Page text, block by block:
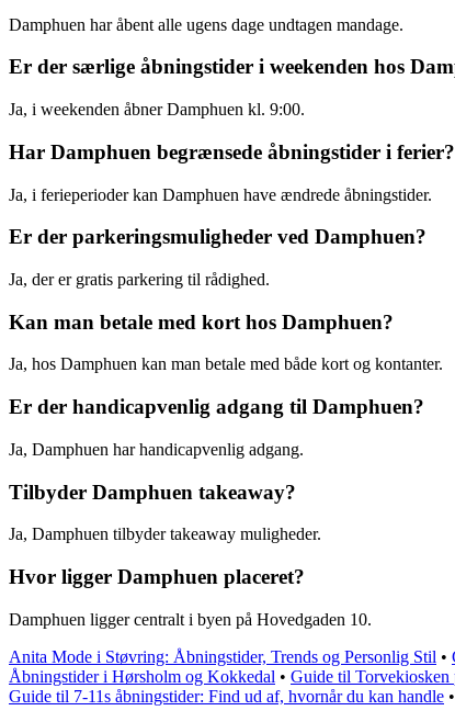
Damphuen har åbent alle ugens dage undtagen mandage.
Er der særlige åbningstider i weekenden hos
Ja, i weekenden åbner Damphuen kl. 9:00.
Har Damphuen begrænsede åbningstider i ferier?
Ja, i ferieperioder kan Damphuen have ændrede åbningstider.
Er der parkeringsmuligheder ved Damphuen?
Ja, der er gratis parkering til rådighed.
Kan man betale med kort hos Damphuen?
Ja, hos Damphuen kan man betale med både kort og kontanter.
Er der handicapvenlig adgang til Damphuen?
Ja, Damphuen har handicapvenlig adgang.
Tilbyder Damphuen takeaway?
Ja, Damphuen tilbyder takeaway muligheder.
Hvor ligger Damphuen placeret?
Damphuen ligger centralt i byen på Hovedgaden 10.
Anita Mode i Støvring: Åbningstider, Trends og Personlig Stil •
Åbningstider i Hørsholm og Kokkedal • Guide til Torvekiosken
Guide til 7-11s åbningstider: Find ud af, hvornår du kan handle •